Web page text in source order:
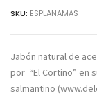
SKU: ESPLANAMAS
Jabón natural de
por “El Cortino” en
salmantino (